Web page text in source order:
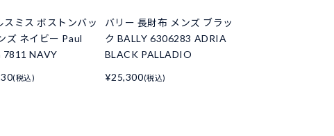
スミス ボストンバッ
ズ ネイビー Paul
7811 NAVY
(税込)
バリー 長財布 メンズ ブラッ
ク BALLY 6306283 ADRIA
BLACK PALLADIO
¥25,300(税込)